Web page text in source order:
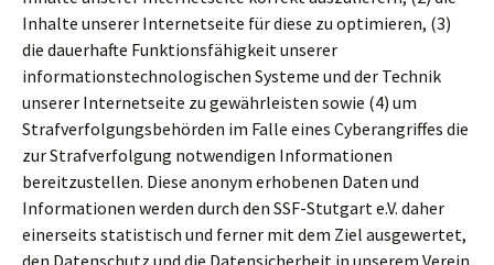
Inhalte unserer Internetseite für diese zu optimieren, (3)
die dauerhafte Funktionsfähigkeit unserer
informationstechnologischen Systeme und der Technik
unserer Internetseite zu gewährleisten sowie (4) um
Strafverfolgungsbehörden im Falle eines Cyberangriffes die
zur Strafverfolgung notwendigen Informationen
bereitzustellen. Diese anonym erhobenen Daten und
Informationen werden durch den SSF-Stutgart e.V. daher
einerseits statistisch und ferner mit dem Ziel ausgewertet,
den Datenschutz und die Datensicherheit in unserem Verein